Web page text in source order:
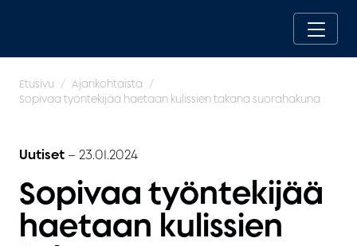
Etusivu
Ajankohtaista
Sopivaa työntekijää haetaan kulissien takana suorahakuna
Uutiset – 23.01.2024
Sopivaa työntekijää
haetaan kulissien